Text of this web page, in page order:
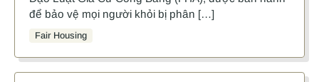
để bảo vệ mọi người khỏi bị phân […]
Fair Housing